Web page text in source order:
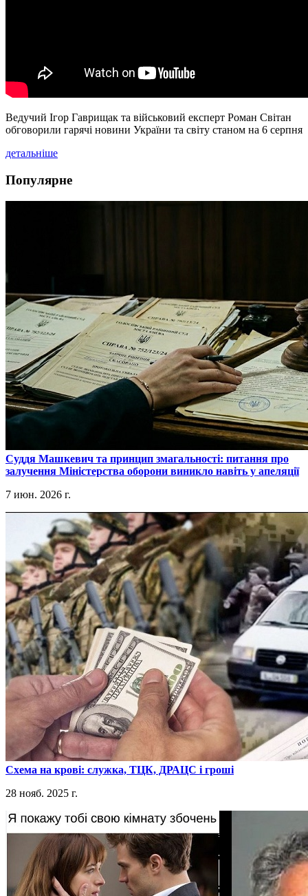
Ведучий Ігор Гаврищак та військовий експерт Роман Світан
обговорили гарячі новини України та світу станом на 6 серпня
детальніше
Популярне
​Суддя Машкевич та принцип змагальності: питання про
залучення Міністерства оборони виникло навіть у апеляції
7 июн. 2026 г.
​Схема на крові: служка, ТЦК, ДРАЦС і гроші
28 нояб. 2025 г.